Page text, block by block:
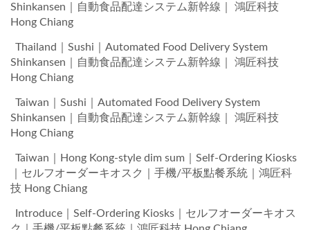
Shinkansen｜自動食品配達システム新幹線｜ 鴻匠科技
Hong Chiang
Thailand｜Sushi｜Automated Food Delivery System
Shinkansen｜自動食品配達システム新幹線｜ 鴻匠科技
Hong Chiang
Taiwan｜Sushi｜Automated Food Delivery System
Shinkansen｜自動食品配達システム新幹線｜ 鴻匠科技
Hong Chiang
Taiwan｜Hong Kong-style dim sum｜Self-Ordering Kiosks
｜セルフオーダーキオスク｜手機/平板點餐系統｜鴻匠科
技 Hong Chiang
Introduce｜Self-Ordering Kiosks｜セルフオーダーキオス